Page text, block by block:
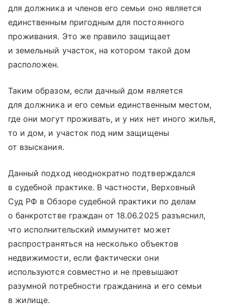
для должника и членов его семьи оно является
единственным пригодным для постоянного
проживания. Это же правило защищает
и земельный участок, на котором такой дом
расположен.
Таким образом, если дачный дом является
для должника и его семьи единственным местом,
где они могут проживать, и у них нет иного жилья,
то и дом, и участок под ним защищены
от взыскания.
Данный подход неоднократно подтверждался
в судебной практике. В частности, Верховный
Суд РФ в Обзоре судебной практики по делам
о банкротстве граждан от 18.06.2025 разъяснил,
что исполнительский иммунитет может
распространяться на несколько объектов
недвижимости, если фактически они
используются совместно и не превышают
разумной потребности гражданина и его семьи
в жилище.